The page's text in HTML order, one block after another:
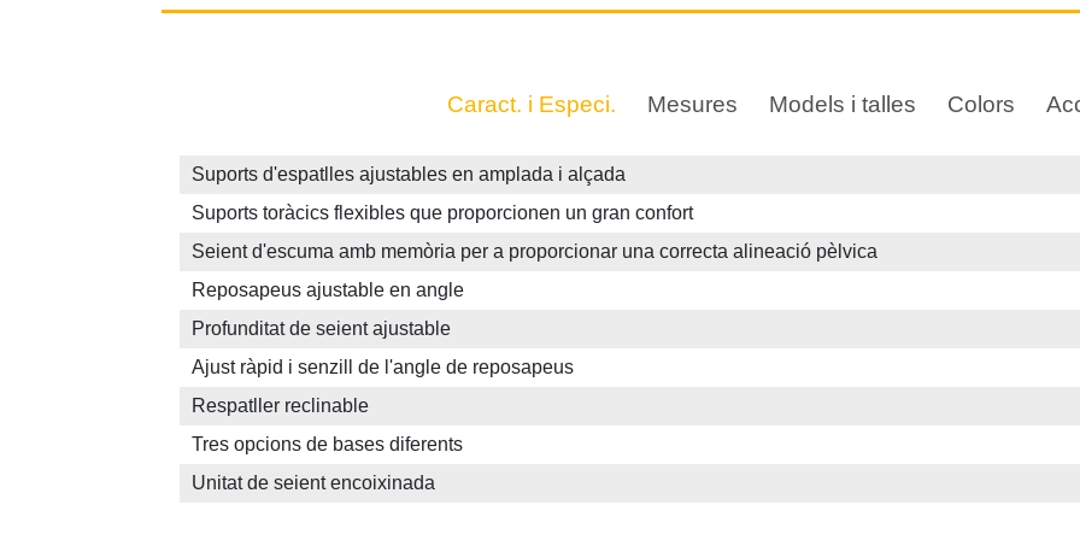
Caract. i Especi. Mesures Models i talles Colors
Suports d'espatlles ajustables en amplada i alçada
Suports toràcics flexibles que proporcionen un gran confort
Seient d'escuma amb memòria per a proporcionar una correcta alineació pèlvica
Reposapeus ajustable en angle
Profunditat de seient ajustable
Ajust ràpid i senzill de l'angle de reposapeus
Respatller reclinable
Tres opcions de bases diferents
Unitat de seient encoixinada